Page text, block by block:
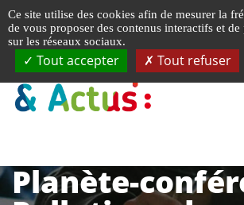
Planète-
Ce site utilise des cookies afin de mesurer la
de vous proposer des contenus interactifs et
sur les réseaux sociaux.
Tout accepter Tout refuser